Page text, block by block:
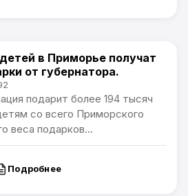
края
в Приморье получат
от губернатора.
подарит более 194 тысяч
со всего Приморского
веса подарков...
Подробнее